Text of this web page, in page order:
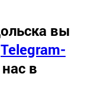
вы
Telegram-
в